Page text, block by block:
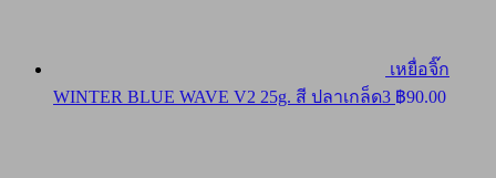
เหยื่อจิ๊ก
WINTER BLUE WAVE V2 25g. สี ปลาเกล็ด3 ฿90.00